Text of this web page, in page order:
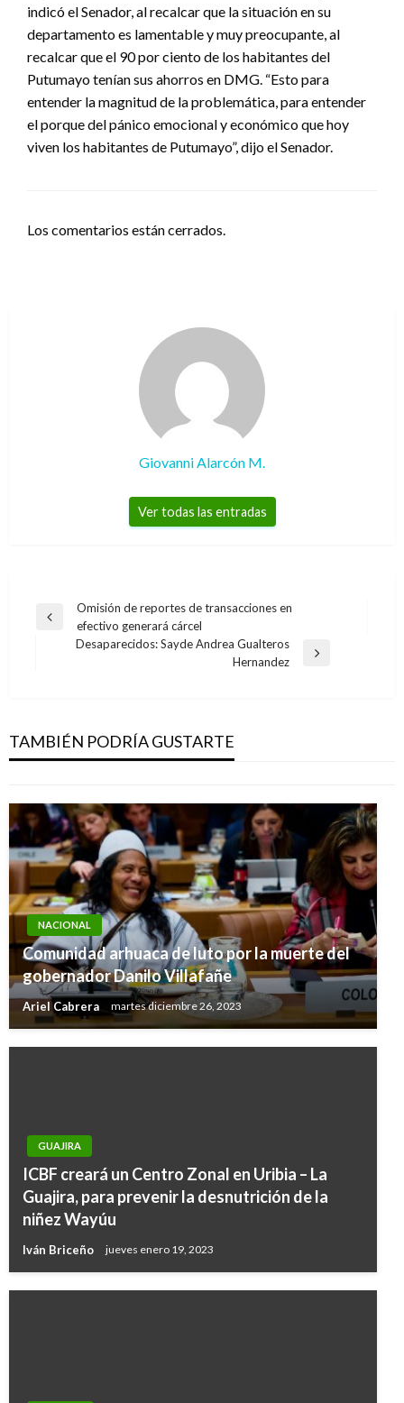
indicó el Senador, al recalcar que la situación en su
departamento es lamentable y muy preocupante, al
recalcar que el 90 por ciento de los habitantes del
Putumayo tenían sus ahorros en DMG. “Esto para
entender la magnitud de la problemática, para entender
el porque del pánico emocional y económico que hoy
viven los habitantes de Putumayo”, dijo el Senador.
Los comentarios están cerrados.
Giovanni Alarcón M.
Ver todas las entradas
Navegación
Entrada
anterior
Omisión de reportes de transacciones en
efectivo generará cárcel
Desaparecidos: Sayde Andrea Gualteros
Hernandez
TAMBIÉN PODRÍA GUSTARTE
jueves 1 de agosto en Colombia
Ariel Cabrera viernes agosto 2, 2019
NACIONAL
Comunidad arhuaca de luto por la muerte del
gobernador Danilo Villafañe
Ariel Cabrera martes diciembre 26, 2023
GUAJIRA
ICBF creará un Centro Zonal en Uribia – La
Guajira, para prevenir la desnutrición de la
niñez Wayúu
Iván Briceño jueves enero 19, 2023